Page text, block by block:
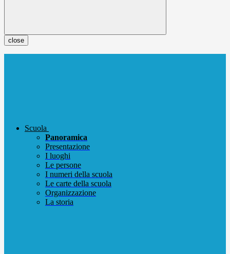
close
Scuola
Panoramica
Presentazione
I luoghi
Le persone
I numeri della scuola
Le carte della scuola
Organizzazione
La storia